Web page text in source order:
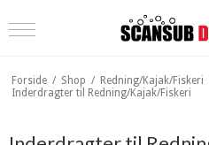
Forside / Shop / Redning/Kajak/Fiskeri
Inderdragter til Redning/Kajak/Fiskeri